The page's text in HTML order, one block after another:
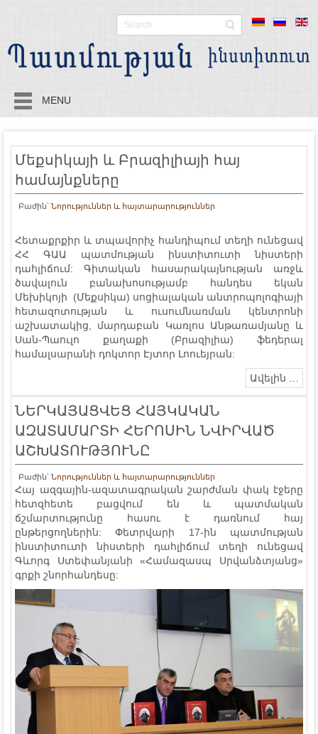
MENU
Մեքսիկայի և Բրազիլիայի հայ
համայնքները
Բաժին՝ Նորություններ և հայտարարություններ
Հետաքրքիր և տպավորիչ հանդիպում տեղի ունեցավ
ՀՀ ԳԱԱ պատմության ինստիտուտի նիստերի
դահլիճում: Գիտական հասարակայնության առջև
ծավալուն բանախոսությամբ հանդես եկան
Մեխիկոյի (Մեքսիկա) սոցիալական անտրոպոլոգիայի
հետազոտության և ուսումնառման կենտրոնի
աշխատակից, մարդաբան Կառլոս Անթառամյանը և
Սան-Պաուլո քաղաքի (Բրազիլիա) ֆեդերալ
համալսարանի դոկտոր Էյտոր Լոուեյրան:
Ավելին …
ՆԵՐԿԱՅԱՑՎԵՑ ՀԱՅԿԱԿԱՆ
ԱԶԱՏԱՄԱՐՏԻ ՀԵՐՈՍԻՆ ՆՎԻՐՎԱԾ
ԱՇԽԱՏՈՒԹՅՈՒՆԸ
Բաժին՝ Նորություններ և հայտարարություններ
Հայ ազգային-ազատագրական շարժման փակ էջերը
հետզհետե բացվում են և պատմական
ճշմարտությունը հասու է դառնում հայ
ընթերցողներին: Փետրվարի 17-ին պատմության
ինստիտուտի նիստերի դահլիճում տեղի ունեցավ
Գևորգ Ստեփանյանի «Համազասպ Սրվանձտյանց»
գրքի շնորհանդեսը: